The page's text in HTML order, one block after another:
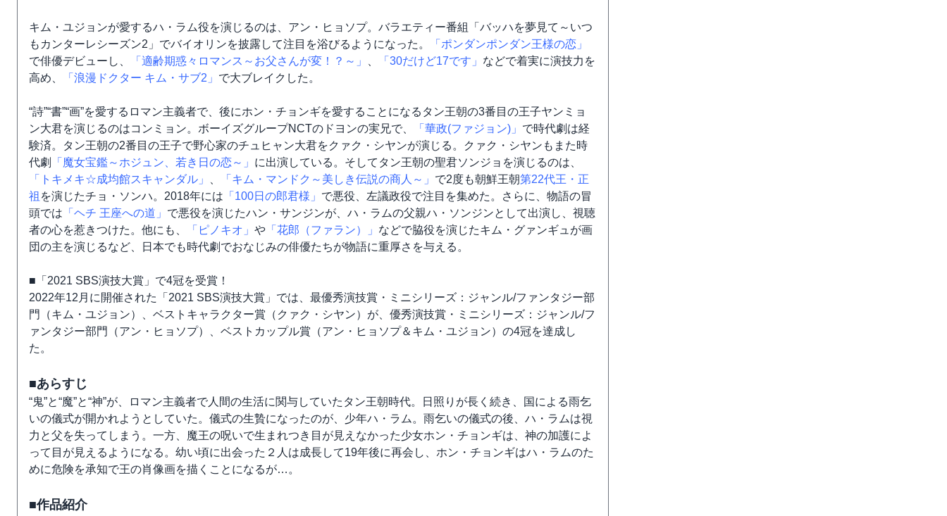
キム・ユジョンが愛するハ・ラム役を演じるのは、アン・ヒョソプ。バラエティー番組「バッハを夢見て～いつ
もカンターレシーズン2」でバイオリンを披露して注目を浴びるようになった。
「ポンダンポンダン王様の恋」
で俳優デビューし、
「適齢期惑々ロマンス～お父さんが変！？～」 「30だけど17です」 などで着実に演技力を
高め、
「浪漫ドクター キム・サブ2」 で大ブレイクした。
“詩”“書”“画”を愛するロマン主義者で、後にホン・チョンギを愛することになるタン王朝の3番目の王子ヤンミョ
ン大君を演じるのはコンミョン。ボーイズグループNCTのドヨンの実兄で、
「華政(ファジョン)」 で時代劇は経
験済。タン王朝の2番目の王子で野心家のチュヒャン大君をクァク・シヤンが演じる。クァク・シヤンもまた時
代劇
「魔女宝鑑～ホジュン、若き日の恋～」 に出演している。そしてタン王朝の聖君ソンジョを演じるのは、
「トキメキ☆成均館スキャンダル」
「キム・マンドク～美しき伝説の商人～」 で2度も朝鮮王朝第22代王・正
祖 を演じたチョ・ソンハ。2018年には 「100日の郎君様」 で悪役、左議政役で注目を集めた。さらに、物語の冒
頭では 「ヘチ 王座への道」 で悪役を演じたハン・サンジンが、ハ・ラムの父親ハ・ソンジンとして出演し、視聴
者の心を惹きつけた。他にも、
「ピノキオ」 や 「花郎（ファラン）」 などで脇役を演じたキム・グァンギュが画
団の主を演じるなど、日本でも時代劇でおなじみの俳優たちが物語に重厚さを与える。
■「2021 SBS演技大賞」で4冠を受賞！
2022年12月に開催された「2021 SBS演技大賞」では、最優秀演技賞・ミニシリーズ：ジャンル/ファンタジー部
門（キム・ユジョン）、ベストキャラクター賞（クァク・シヤン）が、優秀演技賞・ミニシリーズ：ジャンル/フ
ァンタジー部門（アン・ヒョソプ）、ベストカップル賞（アン・ヒョソプ＆キム・ユジョン）の4冠を達成し
た。
■あらすじ
“鬼”と“魔”と“神”が、ロマン主義者で人間の生活に関与していたタン王朝時代。日照りが長く続き、国による雨乞
いの儀式が開かれようとしていた。儀式の生贄になったのが、少年ハ・ラム。雨乞いの儀式の後、ハ・ラムは視
力と父を失ってしまう。一方、魔王の呪いで生まれつき目が見えなかった少女ホン・チョンギは、神の加護によ
って目が見えるようになる。幼い頃に出会った２人は成長して19年後に再会し、ホン・チョンギはハ・ラムのた
めに危険を承知で王の肖像画を描くことになるが…。
■作品紹介